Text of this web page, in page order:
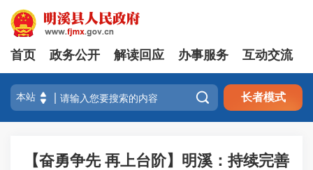
首页 政务公开 解读回应 办事服务 互动交流
 长者模式
【奋勇争先 再上台阶】明溪：持续完善